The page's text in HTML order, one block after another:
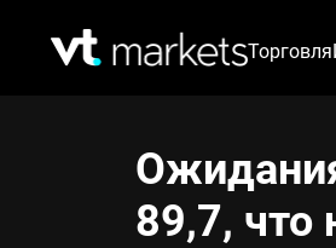
Торговля
89,7,